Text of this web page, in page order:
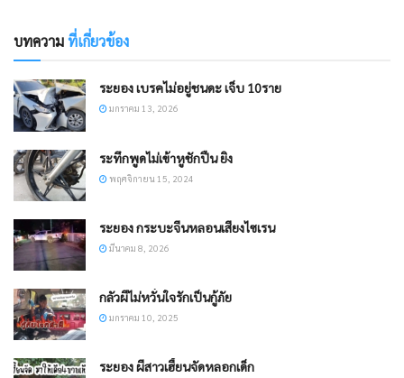
บทความที่เกี่ยวข้อง
ระยอง เบรคไม่อยู่ชนดะ เจ็บ 10ราย
มกราคม 13, 2026
ระทึกพูดไม่เข้าหูชักปืน ยิง
พฤศจิกายน 15, 2024
ระยอง กระบะจีนหลอนเสียงไซเรน
มีนาคม 8, 2026
กลัวผีไม่หวั่นใจรักเป็นกู้ภัย
มกราคม 10, 2025
ระยอง ผีสาวเฮี้ยนจัดหลอกเด็ก